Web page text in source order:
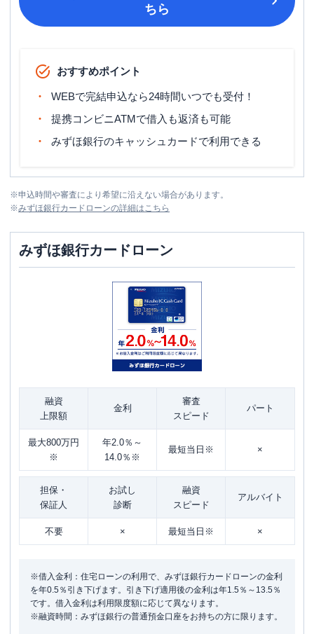
ちら
おすすめポイント
WEBで完結申込なら24時間いつでも受付！
提携コンビニATMで借入も返済も可能
みずほ銀行のキャッシュカードで利用できる
※申込時間や審査により希望に沿えない場合があります。
※みずほ銀行カードローンの詳細はこちら
みずほ銀行カードローン
融資
上限額
金利
審査
スピード
パート
最大800万円
※
年2.0％～
14.0％※
最短当日※ ×
担保・
保証人
お試し
診断
融資
スピード
アルバイト
不要 × 最短当日※ ×
※借入金利：住宅ローンの利用で、みずほ銀行カードローンの金利
を年0.5％引き下げます。引き下げ適用後の金利は年1.5％～13.5％
です。借入金利は利用限度額に応じて異なります。
※融資時間：みずほ銀行の普通預金口座をお持ちの方に限ります。